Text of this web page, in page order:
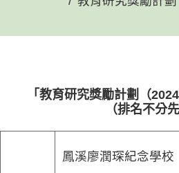
「教育研究獎勵計劃（
（排名不分先
鳳溪廖潤琛紀念學校